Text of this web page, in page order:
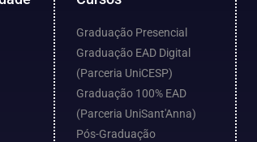
Graduação Presencial
Graduação EAD Digital
(Parceria UniCESP)
Graduação 100% EAD
(Parceria UniSant'Anna)
Pós-Graduação